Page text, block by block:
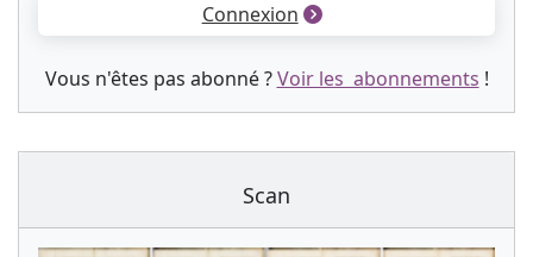
Connexion
Vous n'êtes pas abonné ?Voir les abonnements !
Scan